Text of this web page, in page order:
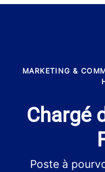
MARKETING &
Chargé
Poste à